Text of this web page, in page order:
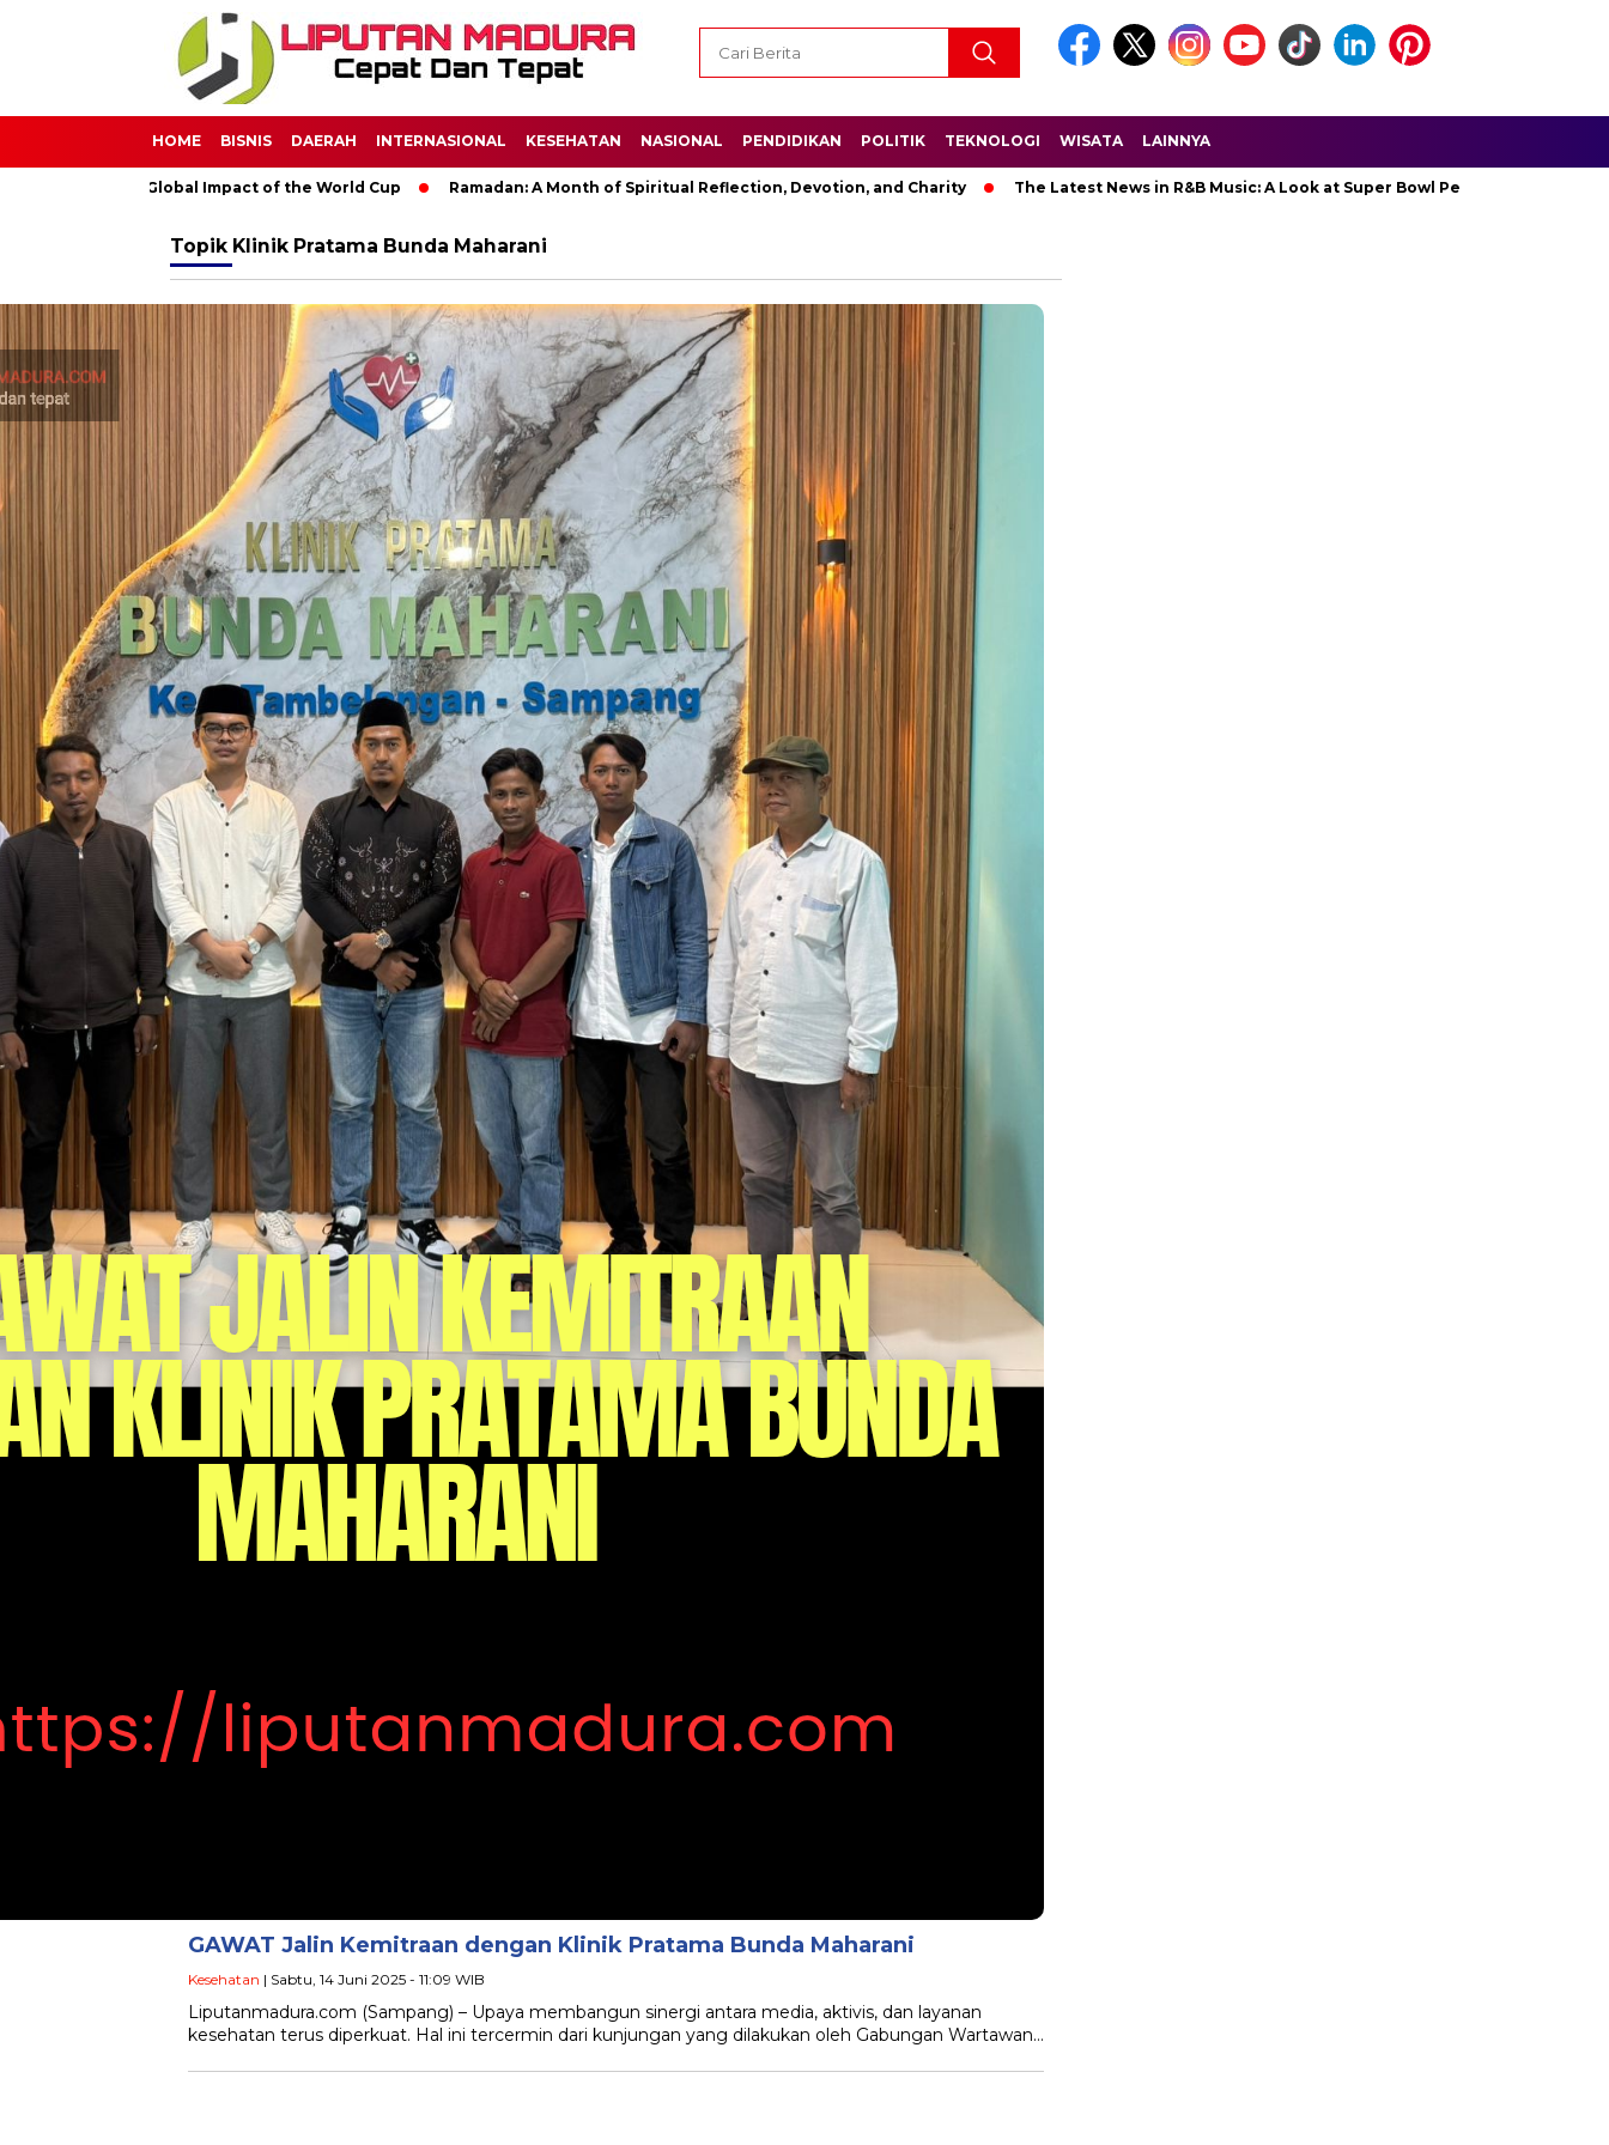
HOME BISNIS DAERAH INTERNASIONAL KESEHATAN NASIONAL PENDIDIKAN POLITIK TEKNOLOGI WISATA LAINNYA
The Global Impact of the World Cup Ramadan: A Month of Spiritual Reflection, Devotion, and Charity The Latest News in R&B Music: A Look at Super Bowl Performances, New
Topik Klinik Pratama Bunda Maharani
GAWAT Jalin Kemitraan dengan Klinik Pratama Bunda Maharani
Kesehatan | Sabtu, 14 Juni 2025 - 11:09 WIB
Liputanmadura.com (Sampang) – Upaya membangun sinergi antara media, aktivis, dan layanan
kesehatan terus diperkuat. Hal ini tercermin dari kunjungan yang dilakukan oleh Gabungan Wartawan…